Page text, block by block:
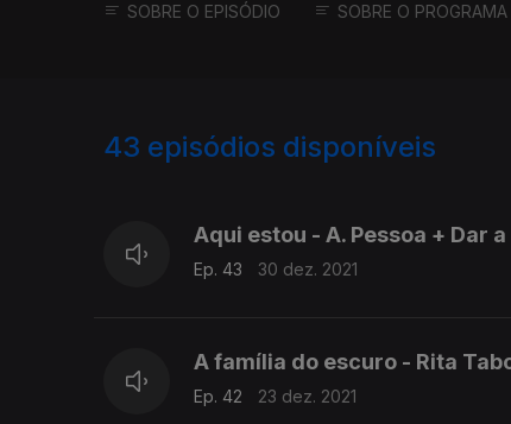
SOBRE O EPISÓDIO SOBRE O PROGRAMA
43 episódios disponíveis
Aqui estou - A. Pessoa + Dar
Ep. 43 30 dez. 2021
A família do escuro - Rita
Ep. 42 23 dez. 2021